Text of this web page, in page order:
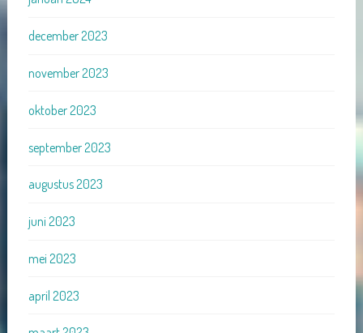
december 2023
november 2023
oktober 2023
september 2023
augustus 2023
juni 2023
mei 2023
april 2023